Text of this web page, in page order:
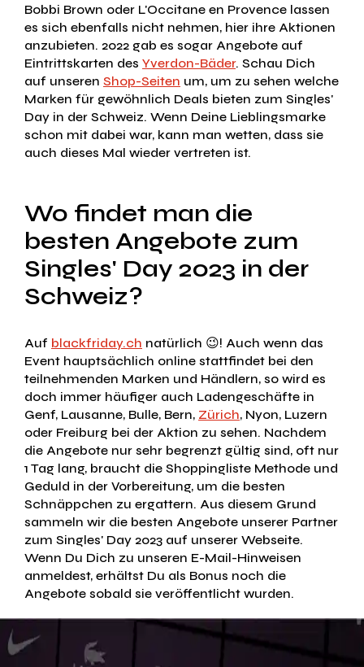
Bobbi Brown oder L'Occitane en Provence lassen
es sich ebenfalls nicht nehmen, hier ihre Aktionen
anzubieten. 2022 gab es sogar Angebote auf
Eintrittskarten des Yverdon-Bäder. Schau Dich
auf unseren Shop-Seiten um, um zu sehen welche
Marken für gewöhnlich Deals bieten zum Singles'
Day in der Schweiz. Wenn Deine Lieblingsmarke
schon mit dabei war, kann man wetten, dass sie
auch dieses Mal wieder vertreten ist.
Wo findet man die
besten Angebote zum
Singles' Day 2023 in der
Schweiz?
Auf blackfriday.ch natürlich 😉! Auch wenn das
Event hauptsächlich online stattfindet bei den
teilnehmenden Marken und Händlern, so wird es
doch immer häufiger auch Ladengeschäfte in
Genf, Lausanne, Bulle, Bern, Zürich, Nyon, Luzern
oder Freiburg bei der Aktion zu sehen. Nachdem
die Angebote nur sehr begrenzt gültig sind, oft nur
1 Tag lang, braucht die Shoppingliste Methode und
Geduld in der Vorbereitung, um die besten
Schnäppchen zu ergattern. Aus diesem Grund
sammeln wir die besten Angebote unserer Partner
zum Singles' Day 2023 auf unserer Webseite.
Wenn Du Dich zu unseren E-Mail-Hinweisen
anmeldest, erhältst Du als Bonus noch die
Angebote sobald sie veröffentlicht wurden.